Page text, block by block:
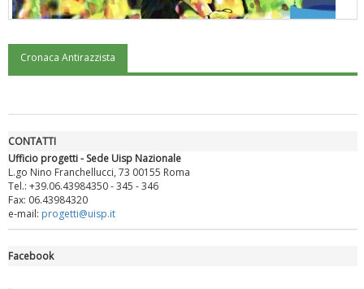
"Superare gli ostacoli": la relazione di Tiziano Pesce al CN Uisp
Cronaca Antirazzista
CONTATTI
Ufficio progetti - Sede Uisp Nazionale
L.go Nino Franchellucci, 73 00155 Roma
Tel.: +39.06.43984350 - 345 - 346
Fax: 06.43984320
e-mail: progetti@uisp.it
Facebook